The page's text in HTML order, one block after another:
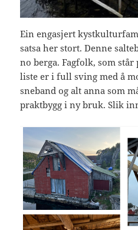
Ein engasjert
satsa her stort. Denne
no berga. Fagfolk, som
liste er i full sving med å
sneband og alt anna som
praktbygg i ny bruk. Slik